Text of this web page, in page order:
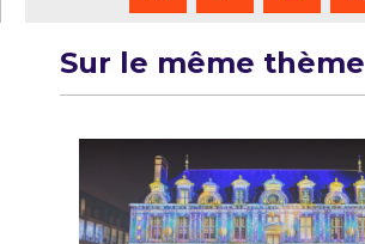
Sur le même thème